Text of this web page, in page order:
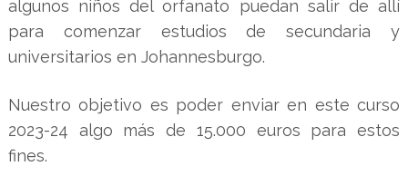
algunos niños del orfanato puedan salir de allí
para comenzar estudios de secundaria y
universitarios en Johannesburgo.
Nuestro objetivo es poder enviar en este curso
2023-24 algo más de 15.000 euros para estos
fines.